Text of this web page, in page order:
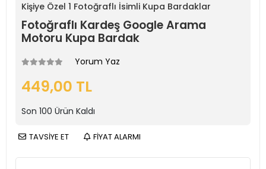
Kişiye Özel 1 Fotoğraflı İsimli Kupa Bardaklar
Fotoğraflı Kardeş Google Arama
Motoru Kupa Bardak
Yorum Yaz
449,00 TL
Son 100 Ürün Kaldı
TAVSİYE ET FİYAT ALARMI